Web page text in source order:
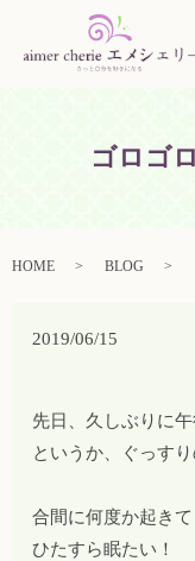
ゴロゴ
HOME BLOG
2019/06/15
先日、久しぶりに
というか、ぐっす
合間に何度か起きて
ひたすら眠たい！